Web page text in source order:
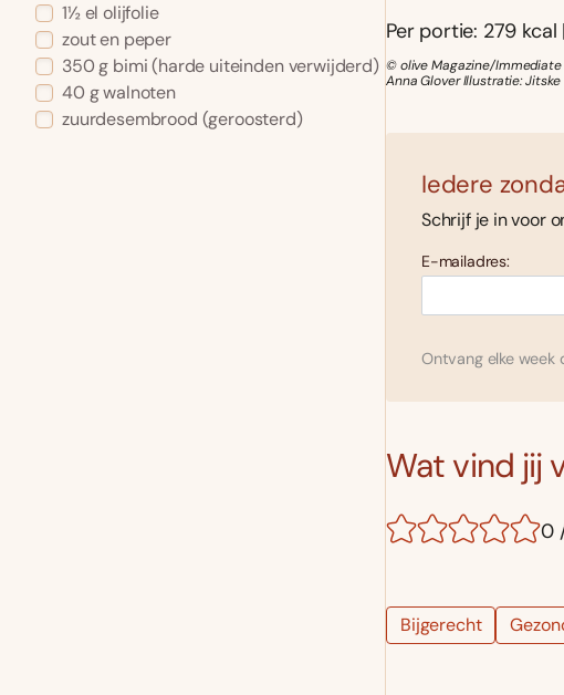
1½ el olijfolie
zout en peper
350 g bimi (harde uiteinden verwijderd)
40 g walnoten
zuurdesembrood (geroosterd)
Per portie: 279
© olive Magazine/Immediate
Anna Glover Illustratie:
Iedere
Schrijf je in voor
E-mailadres:
Ontvang elke week
Wat vind jij
0
Bijgerecht